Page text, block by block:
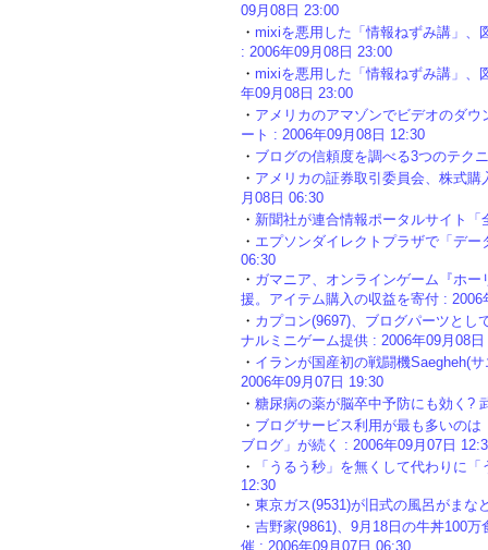
09月08日 23:00
・ mixiを悪用した「情報ねずみ講」
: 2006年09月08日 23:00
・ mixiを悪用した「情報ねずみ講」
年09月08日 23:00
・ アメリカのアマゾンでビデオのダ
ート : 2006年09月08日 12:30
・ ブログの信頼度を調べる3つのテク
・ アメリカの証券取引委員会、株式
月08日 06:30
・ 新聞社が連合情報ポータルサイト
・ エプソンダイレクトプラザで「デ
06:30
・ ガマニア、オンラインゲーム『ホ
援。アイテム購入の収益を寄付 : 2006
・ カプコン(9697)、ブログパーツとし
ナルミニゲーム提供 : 2006年09月08日
・ イランが国産初の戦闘機Saegheh(
2006年09月07日 19:30
・ 糖尿病の薬が脳卒中予防にも効く?
・ ブログサービス利用が最も多いの
ブログ」が続く : 2006年09月07日
・
「うるう秒」を無くして代わりに
12:30
・ 東京ガス(9531)が旧式の風呂がまな
・ 吉野家(9861)、9月18日の牛丼100
催 : 2006年09月07日 06:30